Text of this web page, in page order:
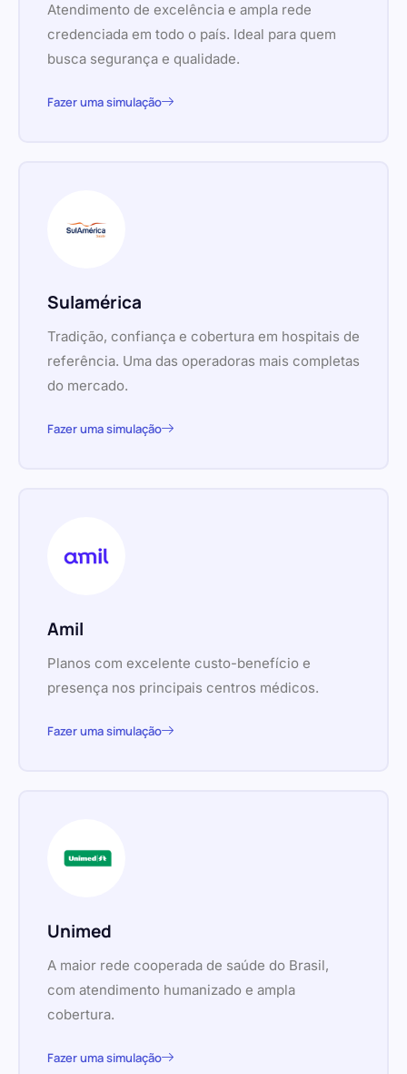
Atendimento de excelência e ampla rede
credenciada em todo o país. Ideal para quem
busca segurança e qualidade.
Fazer uma simulação
Sulamérica
Tradição, confiança e cobertura em hospitais de
referência. Uma das operadoras mais completas
do mercado.
Fazer uma simulação
Amil
Planos com excelente custo-benefício e
presença nos principais centros médicos.
Fazer uma simulação
Unimed
A maior rede cooperada de saúde do Brasil,
com atendimento humanizado e ampla
cobertura.
Fazer uma simulação